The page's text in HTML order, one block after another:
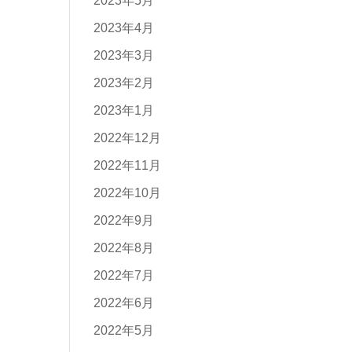
2023年4月
2023年3月
2023年2月
2023年1月
2022年12月
2022年11月
2022年10月
2022年9月
2022年8月
2022年7月
2022年6月
2022年5月